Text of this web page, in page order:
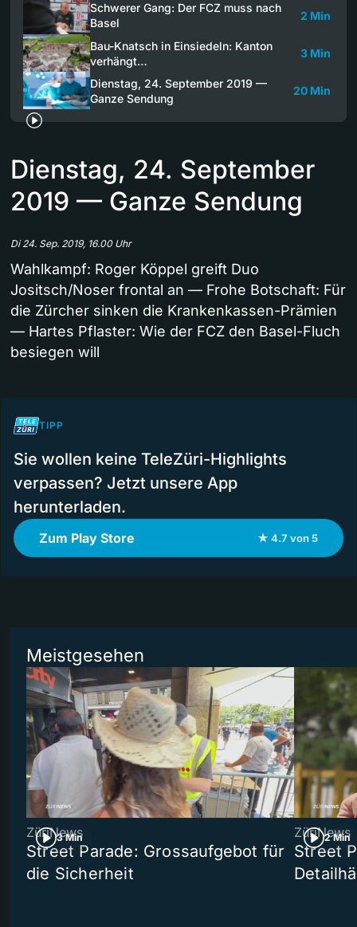
Schwerer Gang: Der FCZ muss nach
Basel
2 Min
Bau-Knatsch in Einsiedeln: Kanton
verhängt…
3 Min
Dienstag, 24. September 2019 —
Ganze Sendung
20 Min
Dienstag, 24. September
2019 — Ganze Sendung
Di 24. Sep. 2019, 16.00 Uhr
Wahlkampf: Roger Köppel greift Duo
Jositsch/Noser frontal an — Frohe Botschaft: Für
die Zürcher sinken die Krankenkassen-Prämien
— Hartes Pflaster: Wie der FCZ den Basel-Fluch
besiegen will
TIPP
Sie wollen keine TeleZüri-Highlights
verpassen? Jetzt unsere App
herunterladen.
Zum Play Store ★ 4.7 von 5
Meistgesehen
3 Min
ZüriNews
Street Parade: Grossaufgebot für
die Sicherheit
2 Min
ZüriNews
Street